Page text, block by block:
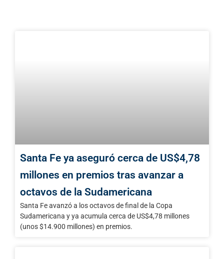
Santa Fe ya aseguró cerca de US$4,78
millones en premios tras avanzar a
octavos de la Sudamericana
Santa Fe avanzó a los octavos de final de la Copa
Sudamericana y ya acumula cerca de US$4,78 millones
(unos $14.900 millones) en premios.